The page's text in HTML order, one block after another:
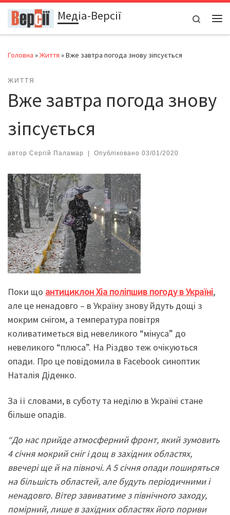
Перейти до вмістуМедіа-Версії
Search
Головна »Життя »Вже завтра погода знову зіпсується
ЖИТТЯ
Вже завтра погода знову
зіпсується
автор Сергій Паламар | Опубліковано 03/01/2020
Поки що антициклон Xia поліпшив погоду в Україні,
але це ненадовго – в Україну знову йдуть дощі з
мокрим снігом, а температура повітря
коливатиметься від невеликого “мінуса” до
невеликого “плюса”. На Різдво теж очікуються
опади. Про це повідомила в Facebook синоптик
Наталія Діденко.
За її словами, в суботу та неділю в Україні стане
більше опадів.
“До нас прийде атмосферний фронт, який зумовить
4 січня мокрий сніг і дощ в західних областях,
ввечері ще й на півночі. А 5 січня опади поширяться
на більшість областей, але будуть періодичними і
ненадовго. Вітер завиватиме з північного заходу,
помірний, лише в західних областях його пориви